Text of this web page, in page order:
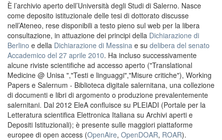
È l’archivio aperto dell’Università degli Studi di Salerno. Nasce
come deposito istituzionale delle tesi di dottorato discusse
nell’Ateneo, rese disponibili a testo pieno sul web per la libera
consultazione, in attuazione dei principi della Dichiarazione di
Berlino e della Dichiarazione di Messina e su delibera del senato
Accademico del 27 aprile 2010. Ha incluso successivamente
alcune riviste scientifiche ad accesso aperto ("Translational
Medicine @ Unisa ","Testi e linguaggi","Misure critiche"), Working
Papers e Salernum - Biblioteca digitale salernitana, una collezione
di documenti e libri di argomento o produzione prevalentemente
salernitani. Dal 2012 EleA confluisce su PLEIADI (Portale per la
Letteratura scientifica Elettronica Italiana su Archivi aperti e
Depositi Istituzionali); è presente sulle maggiori piattaforme
europee di open access (OpenAire, OpenDOAR, ROAR).